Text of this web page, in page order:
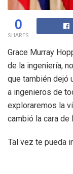
0
SHARES
Grace Murray
de la ingeniería,
que también dejó
a ingenieros de
exploraremos la
cambió la cara de
Tal vez te pueda